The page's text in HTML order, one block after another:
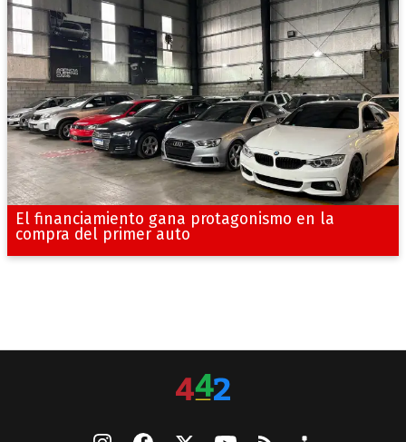
El financiamiento gana protagonismo en la
compra del primer auto